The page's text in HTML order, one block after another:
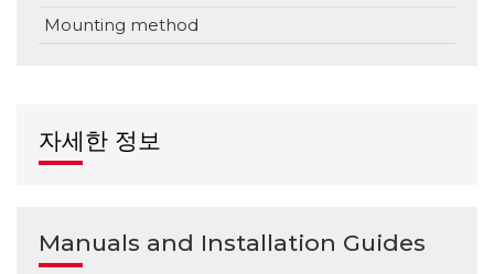
Mounting method
자세한 정보
Manuals and Installation Guides